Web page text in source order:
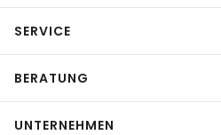
SERVICE
BERATUNG
UNTERNEHMEN